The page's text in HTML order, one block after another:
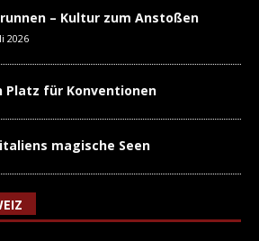
– Kultur zum Anstoßen
2026
Platz für Konventionen
magische Seen